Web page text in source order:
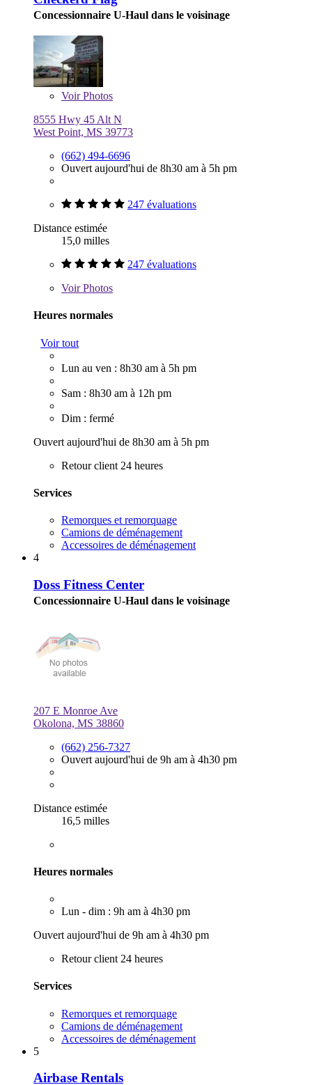
Concessionnaire U-Haul dans le voisinage
VoirPhotos
8555 Hwy 45 Alt N
West Point, MS 39773
(662) 494-6696
Ouvert aujourd'hui de 8h30 am à 5h pm
247 évaluations
Distance estimée
15,0 milles
247 évaluations
VoirPhotos
Heures normales
Voir tout
Lun au ven : 8h30 am à 5h pm
Sam : 8h30 am à 12h pm
Dim : fermé
Ouvert aujourd'hui de 8h30 am à 5h pm
Retour client 24 heures
Services
Remorques et remorquage
Camions de déménagement
Accessoires de déménagement
4
Doss Fitness Center
Concessionnaire U-Haul dans le voisinage
207 E Monroe Ave
Okolona, MS 38860
(662) 256-7327
Ouvert aujourd'hui de 9h am à 4h30 pm
Distance estimée
16,5 milles
Heures normales
Lun - dim : 9h am à 4h30 pm
Ouvert aujourd'hui de 9h am à 4h30 pm
Retour client 24 heures
Services
Remorques et remorquage
Camions de déménagement
Accessoires de déménagement
5
Airbase Rentals